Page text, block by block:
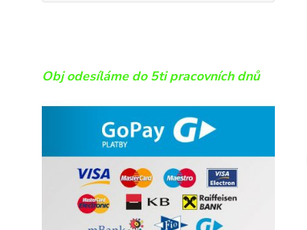
Obj odesíláme do 5ti pracovních dnů